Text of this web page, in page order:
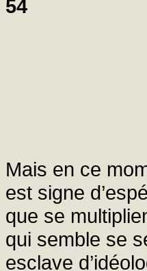
54
Mais en ce
est signe
que se
qui semble se
esclave